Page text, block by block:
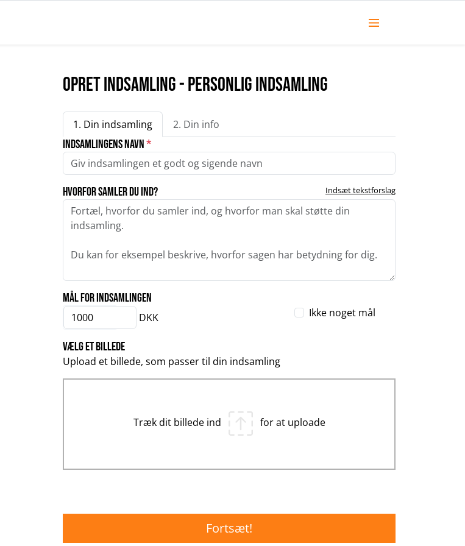
Opret indsamling - Personlig indsamling
1. Din indsamling 2. Din info
Indsamlingens navn*
Indsæt tekstforslag
Hvorfor samler du ind?
Mål for indsamlingen
DKK Ikke noget mål
Vælg et billede
Upload et billede, som passer til din indsamling
Træk dit billede ind for at uploade